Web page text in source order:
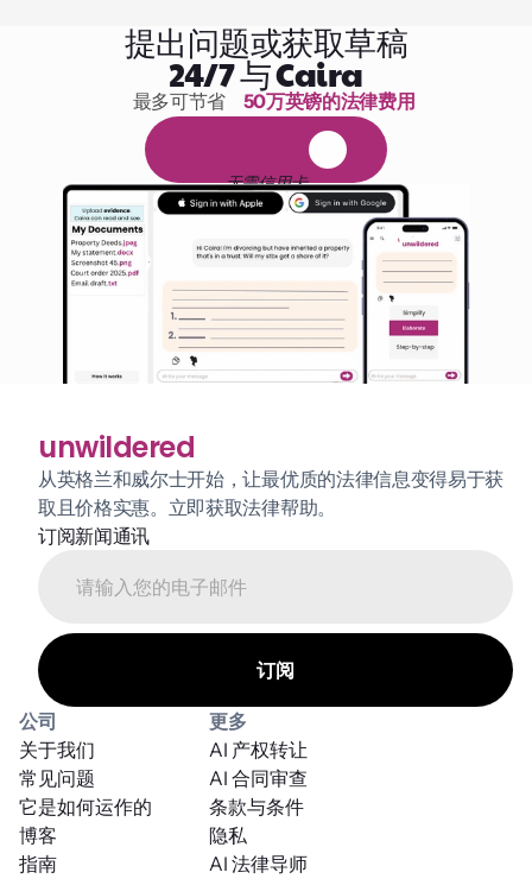
提出问题或获取草稿
24/7 与 Caira
1,000小时的阅读
最多可节省 50万英镑的法律费用
无需信用卡
unwildered
从英格兰和威尔士开始，让最优质的法律信息变得易于获
取且价格实惠。立即获取法律帮助。
订阅新闻通讯
公司
关于我们
常见问题
它是如何运作的
博客
指南
更多
条款与条件
AI 合同审查
AI 法律导师
隐私
AI 产权转让